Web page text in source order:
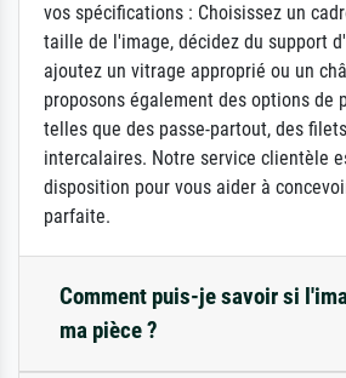
vos spécifications : Choisissez un
taille de l'image, décidez du support
ajoutez un vitrage approprié ou un
proposons également des options de
telles que des passe-partout, des
intercalaires. Notre service clientèle
disposition pour vous aider à
parfaite.
Comment puis-je savoir si
ma pièce ?